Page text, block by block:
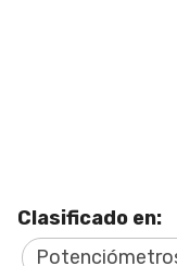
Clasificado en: